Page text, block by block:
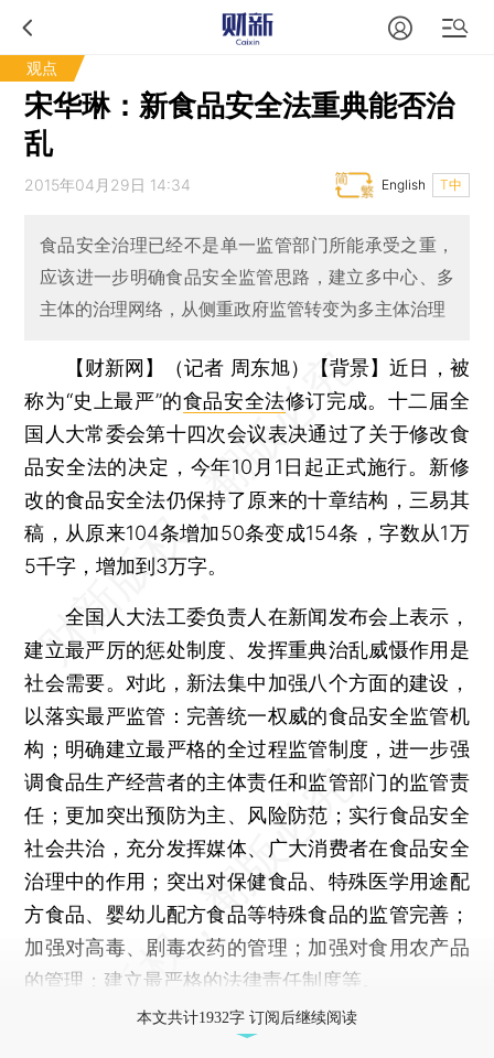
观点
宋华琳：新食品安全法重典能否治
乱
2015年04月29日 14:34 T中
English
食品安全治理已经不是单一监管部门所能承受之重，
应该进一步明确食品安全监管思路，建立多中心、多
主体的治理网络，从侧重政府监管转变为多主体治理
【财新网】（记者 周东旭）
【背景】近日，被
称为“史上最严”的食品安全法修订完成。十二届全
国人大常委会第十四次会议表决通过了关于修改食
品安全法的决定，今年10月1日起正式施行。新修
改的食品安全法仍保持了原来的十章结构，三易其
稿，从原来104条增加50条变成154条，字数从1万
5千字，增加到3万字。
全国人大法工委负责人在新闻发布会上表示，
建立最严厉的惩处制度、发挥重典治乱威慑作用是
社会需要。对此，新法集中加强八个方面的建设，
以落实最严监管：完善统一权威的食品安全监管机
构；明确建立最严格的全过程监管制度，进一步强
调食品生产经营者的主体责任和监管部门的监管责
任；更加突出预防为主、风险防范；实行食品安全
社会共治，充分发挥媒体、广大消费者在食品安全
治理中的作用；突出对保健食品、特殊医学用途配
方食品、婴幼儿配方食品等特殊食品的监管完善；
加强对高毒、剧毒农药的管理；加强对食用农产品
的管理；建立最严格的法律责任制度等。
本文共计1932字 订阅后继续阅读